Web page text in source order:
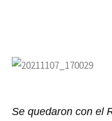
Se quedaron con el